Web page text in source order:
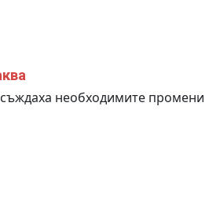
необходимите промени